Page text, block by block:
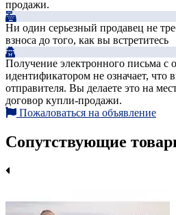
продажи.
Ни один серьезный продавец не
взноса до того, как вы встретитесь
Получение электронного письма с
идентификатором не означает, что
отправителя. Вы делаете это на
договор купли-продажи.
Пожаловаться на объявление
Сопутствующие